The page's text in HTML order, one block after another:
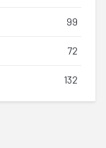
99
72
132